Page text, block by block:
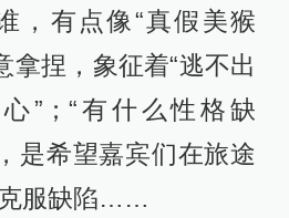
，有点像“真假美猴
拿捏，象征着“逃不出
”；“有什么性格缺
是希望嘉宾们在旅途
克服缺陷……